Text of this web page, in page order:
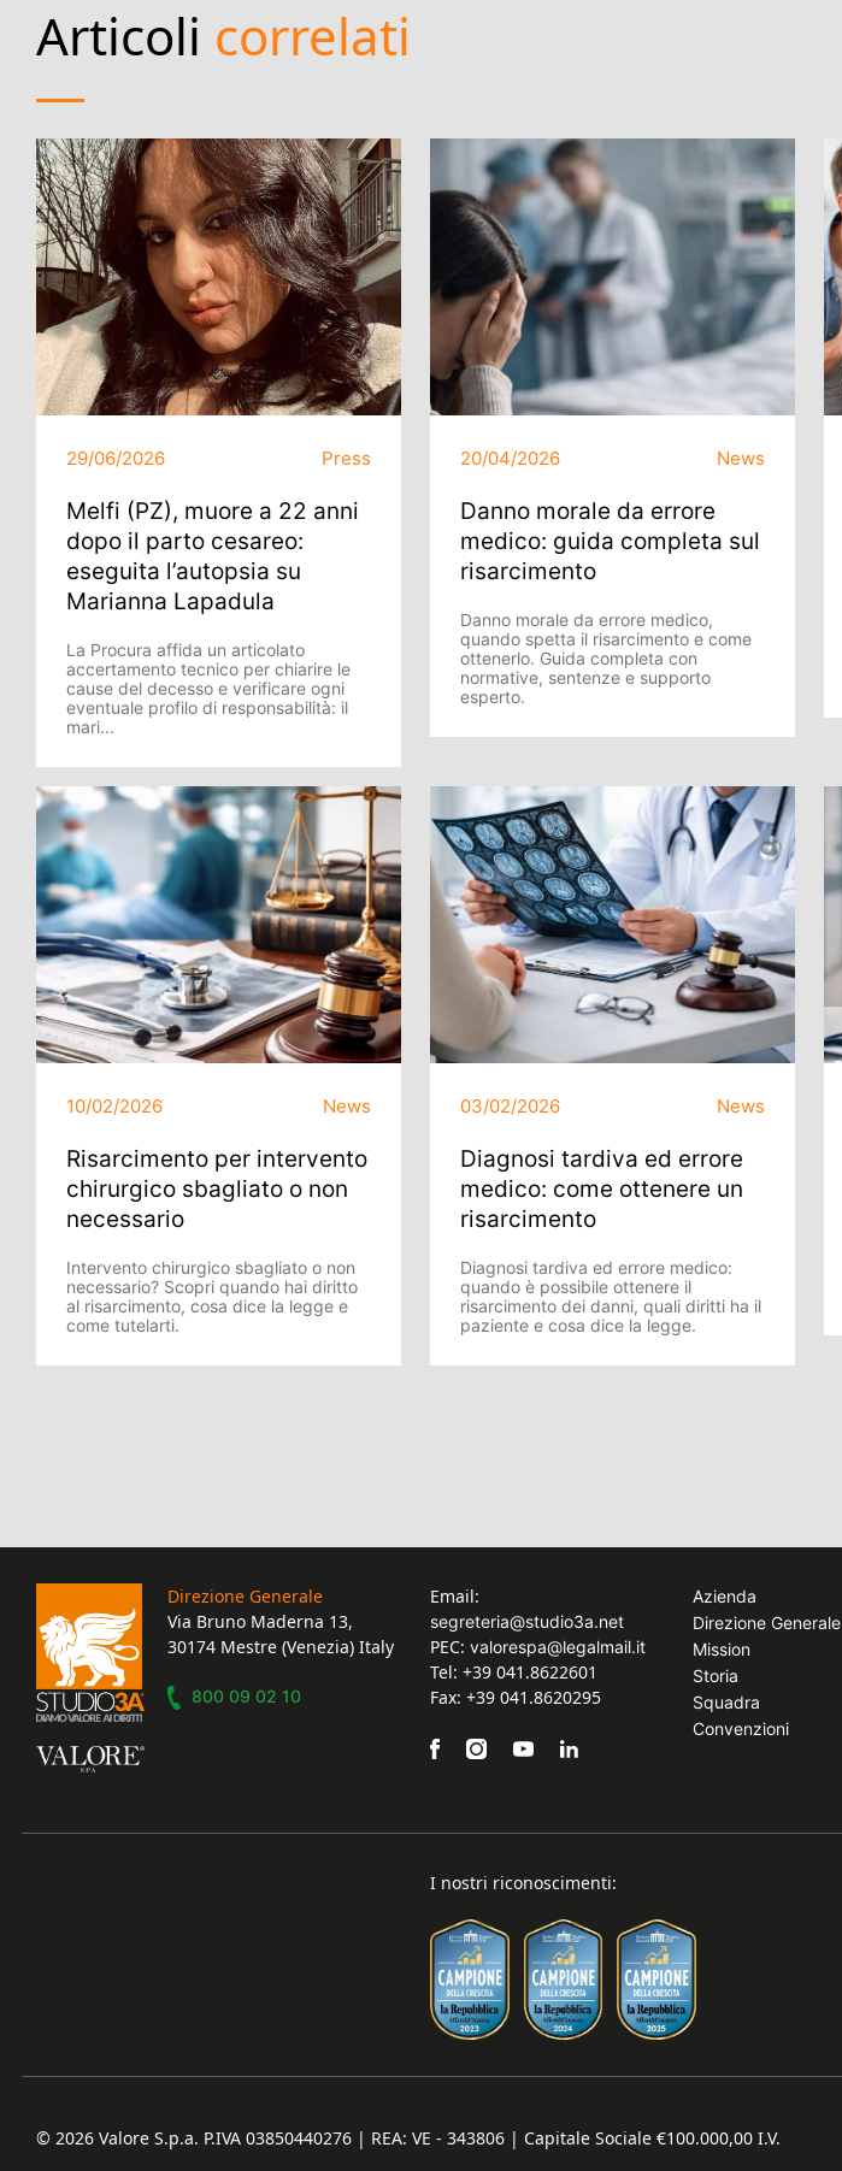
Articoli correlati
29/06/2026 Press
Melfi (PZ), muore a 22 anni
dopo il parto cesareo:
eseguita l’autopsia su
Marianna Lapadula
La Procura affida un articolato
accertamento tecnico per chiarire le
cause del decesso e verificare ogni
eventuale profilo di responsabilità: il
mari...
20/04/2026 News
Danno morale da errore
medico: guida completa sul
risarcimento
Danno morale da errore medico,
quando spetta il risarcimento e come
ottenerlo. Guida completa con
normative, sentenze e supporto
esperto.
10/02/2026 News
Risarcimento per intervento
chirurgico sbagliato o non
necessario
Intervento chirurgico sbagliato o non
necessario? Scopri quando hai diritto
al risarcimento, cosa dice la legge e
come tutelarti.
03/02/2026 News
Diagnosi tardiva ed errore
medico: come ottenere un
risarcimento
Diagnosi tardiva ed errore medico:
quando è possibile ottenere il
risarcimento dei danni, quali diritti ha il
paziente e cosa dice la legge.
Direzione Generale
Via Bruno Maderna 13,
30174 Mestre (Venezia) Italy
800 09 02 10
Email:
segreteria@studio3a.net
PEC: valorespa@legalmail.it
Tel: +39 041.8622601
Fax: +39 041.8620295
Azienda
Direzione Generale
Mission
Storia
Squadra
Convenzioni
I nostri riconoscimenti:
© 2026 Valore S.p.a. P.IVA 03850440276 | REA: VE - 343806 | Capitale Sociale €100.000,00 I.V.